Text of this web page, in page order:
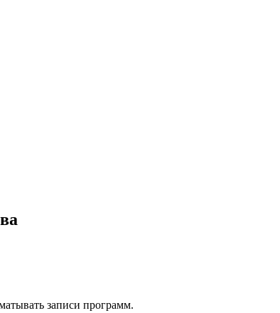
записи программ.